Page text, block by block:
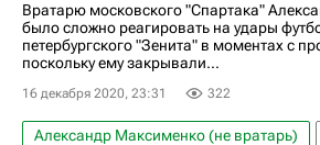
Вратарю московского "Спартака"
было сложно реагировать на удары
петербургского "Зенита" в моментах с
поскольку ему закрывали...
16 декабря 2020, 23:31 322
Александр Максименко (не вратарь)